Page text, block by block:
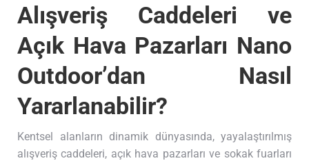
Alışveriş Caddeleri ve
Açık Hava Pazarları Nano
Outdoor’dan Nasıl
Yararlanabilir?
Kentsel alanların dinamik dünyasında, yayalaştırılmış
alışveriş caddeleri, açık hava pazarları ve sokak fuarları